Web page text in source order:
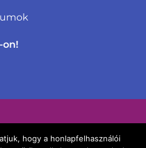
on!
jog fenntartva!
hogy a honlapfelhasználói